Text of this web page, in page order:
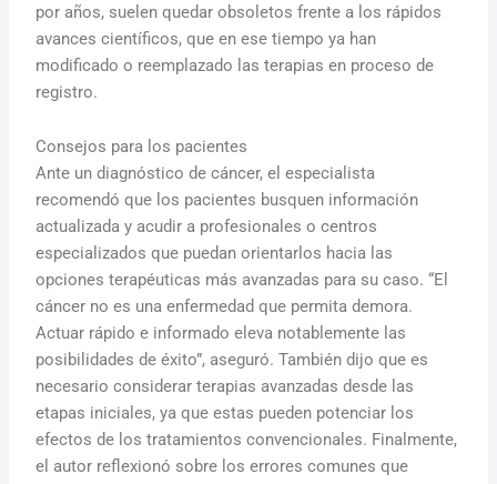
por años, suelen quedar obsoletos frente a los rápidos
avances científicos, que en ese tiempo ya han
modificado o reemplazado las terapias en proceso de
registro.
Consejos para los pacientes
Ante un diagnóstico de cáncer, el especialista
recomendó que los pacientes busquen información
actualizada y acudir a profesionales o centros
especializados que puedan orientarlos hacia las
opciones terapéuticas más avanzadas para su caso. “El
cáncer no es una enfermedad que permita demora.
Actuar rápido e informado eleva notablemente las
posibilidades de éxito”, aseguró. También dijo que es
necesario considerar terapias avanzadas desde las
etapas iniciales, ya que estas pueden potenciar los
efectos de los tratamientos convencionales. Finalmente,
el autor reflexionó sobre los errores comunes que